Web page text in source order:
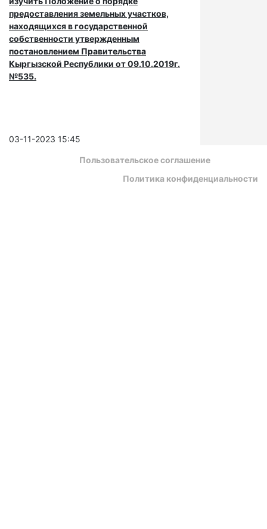
предоставления земельных участков,
находящихся в государственной
собственности утвержденным
постановлением Правительства
Кыргызской Республики от 09.10.2019г.
№535.
03-11-2023 15:45
Пользовательское соглашение
Политика конфиденциальности